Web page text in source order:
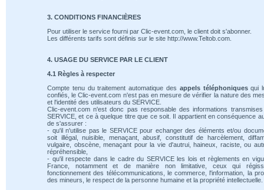
3. CONDITIONS FINANCIÈRES
Pour utiliser le service fourni par Clic-event.com, le client doit s'abonner.
Les différents tarifs sont définis sur le site http://www.Teltob.com.
4. USAGE DU SERVICE PAR LE CLIENT
4.1 Règles à respecter
Compte tenu du traitement automatique des appels téléphoniquesqui
confiés, le Clic-event.com n'est pas en mesure de vérifier la nature des
et l'identité des utilisateurs du SERVICE.
Clic-event.com n'est donc pas responsable des informations
SERVICE, et ce à quelque titre que ce soit. Il appartient en conséquence
de s'assurer :
- qu'il n'utilise pas le SERVICE pour echanger des éléments et/ou
soit illégal, nuisible, menaçant, abusif, constitutif de harcèlement,
vulgaire, obscène, menaçant pour la vie d'autrui, haineux, raciste, ou
répréhensible,
- qu'il respecte dans le cadre du SERVICE les lois et règlements en
France, notamment et de manière non limitative, ceux qui
fonctionnement des télécommunications, le commerce, l'information, la
des mineurs, le respect de la personne humaine et la propriété intellectuelle.